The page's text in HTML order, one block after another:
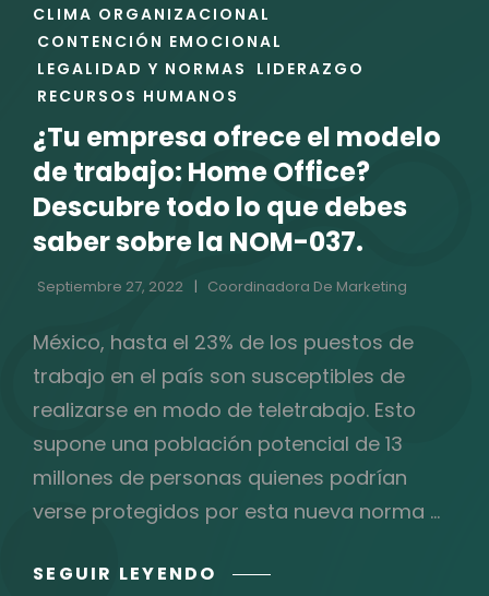
ENLACES
DE
LAS
CATEGORÍAS
CLIMA ORGANIZACIONAL
CONTENCIÓN EMOCIONAL
LEGALIDAD Y NORMAS
LIDERAZGO
RECURSOS HUMANOS
¿Tu empresa ofrece el modelo
de trabajo: Home Office?
Descubre todo lo que debes
saber sobre la NOM-037.
Septiembre 27, 2022 Coordinadora De Marketing
México, hasta el 23% de los puestos de
trabajo en el país son susceptibles de
realizarse en modo de teletrabajo. Esto
supone una población potencial de 13
millones de personas quienes podrían
verse protegidos por esta nueva norma …
SEGUIR LEYENDO ¿TU